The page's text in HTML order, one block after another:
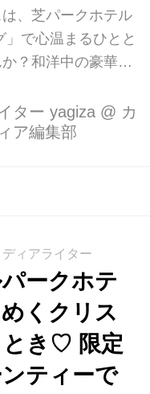
、芝パークホテル
で心温まるひとと
？和洋中の豪華料
まれた特別な空間
い出を一層華やか
ター yagiza @ カ
ア編集部
ィアライター
パークホテ
くクリス
とき♡ 限定
ティーで